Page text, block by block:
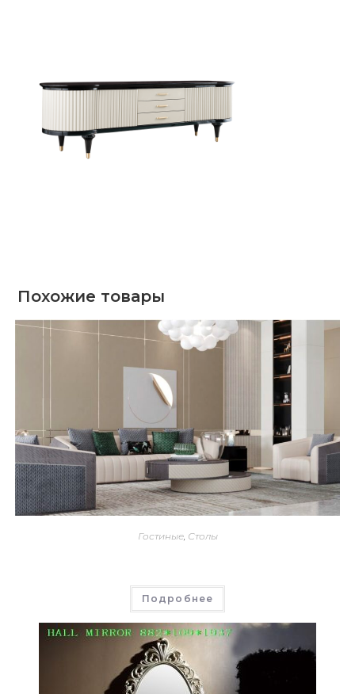
Похожие товары
Гостиные, Столы
Подробнее